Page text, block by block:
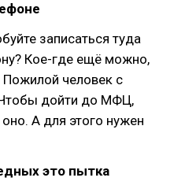
записаться туда
Кое-где ещё можно,
человек с
дойти до МФЦ,
А для этого нужен
это пытка